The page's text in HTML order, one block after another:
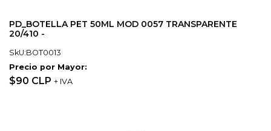
PD_BOTELLA PET 50ML MOD 0057 TRANSPARENTE
20/410 -
SkU:BOT0013
Precio por Mayor:
$90 CLP + IVA